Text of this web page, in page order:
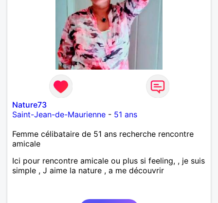
Nature73
Saint-Jean-de-Maurienne - 51 ans
Femme célibataire de 51 ans recherche rencontre
amicale
Ici pour rencontre amicale ou plus si feeling, , je suis
simple , J aime la nature , a me découvrir